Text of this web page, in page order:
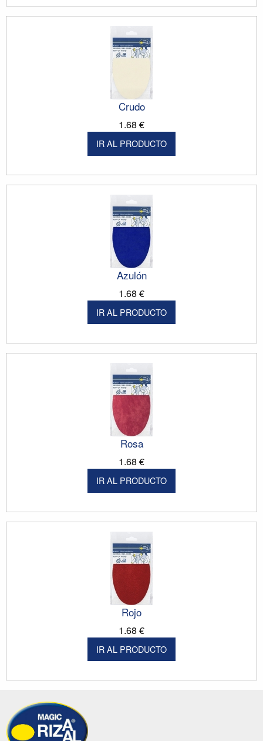
Crudo
1.68 €
IR AL PRODUCTO
Azulón
1.68 €
IR AL PRODUCTO
Rosa
1.68 €
IR AL PRODUCTO
Rojo
1.68 €
IR AL PRODUCTO